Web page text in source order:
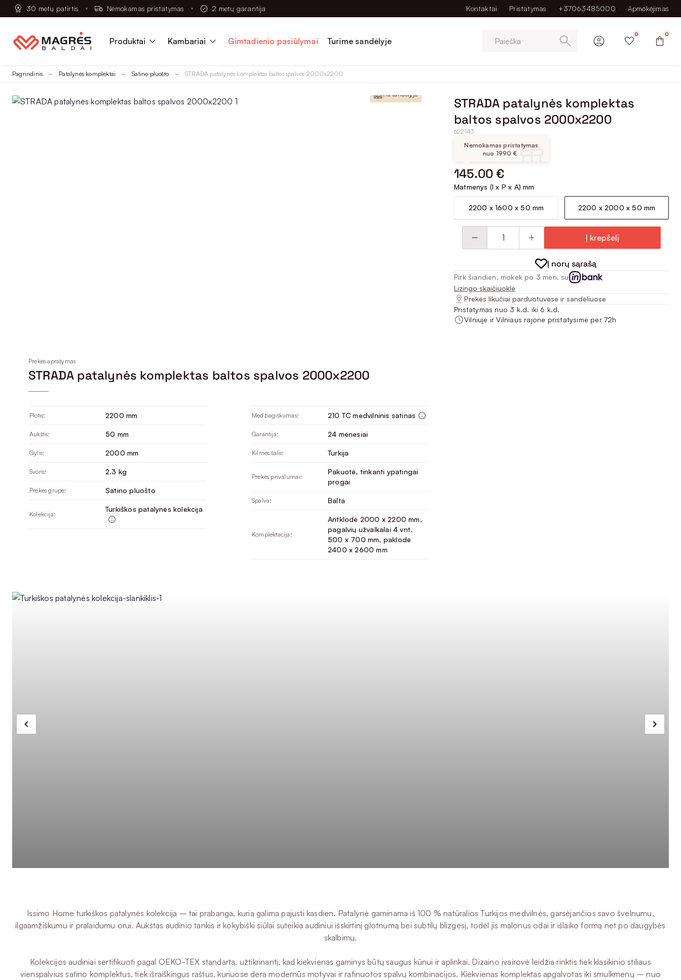
30 metų patirtis Nemokamas pristatymas 2 metų garantija Kontaktai Pristatymas +37063485000 Apmokėjimas
Produktai Kambariai Gimtadienio pasiūlymai Turime sandėlyje Paieška
0 0
Pagrindinis Patalynės komplektai Satino pluošto STRADA patalynės komplektas baltos spalvos 2000x2200
Yra sandėlyje
STRADA patalynės komplektas
baltos spalvos 2000x2200
622143
Nemokamas pristatymas
nuo 1990 €
145.00 €
Matmenys (I x P x A) mm
2200 x 1600 x 50 mm 2200 x 2000 x 50 mm
Į krepšelį
Į norų sąrašą
Pirk šiandien, mokėk po 3 mėn. su
Lizingo skaičiuoklė
Prekės likučiai parduotuvėse ir sandėliuose
Pristatymas nuo 3 k.d. iki 6 k.d.
Vilniuje ir Vilniaus rajone pristatysime per 72h
Prekės aprašymas
STRADA patalynės komplektas baltos spalvos 2000x2200
Plotis: 2200 mm
Aukštis: 50 mm
Gylis: 2000 mm
Svoris: 2.3 kg
Prekės grupė: Satino pluošto
Kolekcija:
Turkiškos patalynės kolekcija
Medžiagiškumas: 210 TC medvilninis satinas
Garantija: 24 mėnesiai
Kilmės šalis: Turkija
Prekės privalumai:
Pakuotė, tinkanti ypatingai
progai
Spalva: Balta
Komplektacija:
Antklodė 2000 x 2200 mm,
pagalvių užvalkalai 4 vnt.
500 x 700 mm, paklodė
2400 x 2600 mm
Issimo Home turkiškos patalynės kolekcija – tai prabanga, kurią galima pajusti kasdien. Patalynė gaminama iš 100 % natūralios Turkijos medvilnės, garsėjančios savo švelnumu,
ilgaamžiškumu ir pralaidumu orui. Aukštas audinio tankis ir kokybiški siūlai suteikia audiniui išskirtinį glotnumą bei subtilų blizgesį, todėl jis malonus odai ir išlaiko formą net po daugybės
skalbimų.
Kolekcijos audiniai sertifikuoti pagal OEKO-TEX standartą, užtikrinantį, kad kiekvienas gaminys būtų saugus kūnui ir aplinkai. Dizaino įvairovė leidžia rinktis tiek klasikinio stiliaus
vienspalvius satino komplektus, tiek išraiškingus raštus, kuriuose dera modernūs motyvai ir rafinuotos spalvų kombinacijos. Kiekvienas komplektas apgalvotas iki smulkmenų – nuo